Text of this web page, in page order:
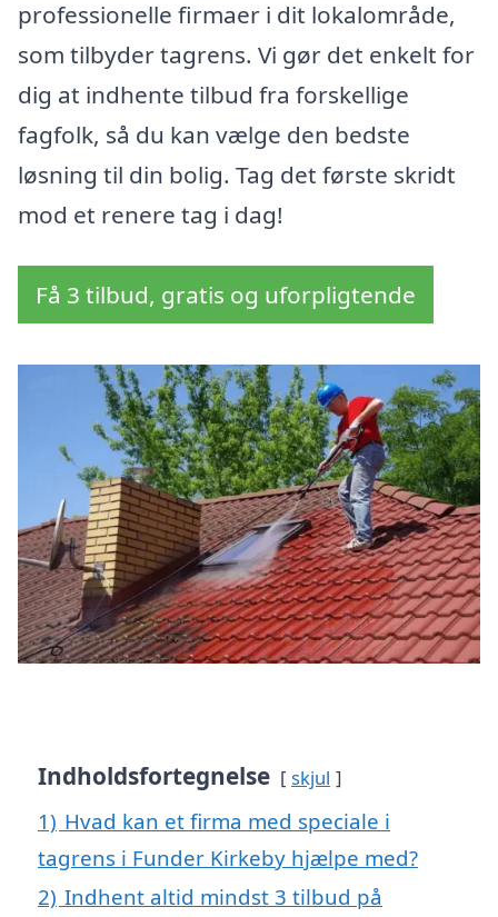
professionelle firmaer i dit lokalområde,
som tilbyder tagrens. Vi gør det enkelt for
dig at indhente tilbud fra forskellige
fagfolk, så du kan vælge den bedste
løsning til din bolig. Tag det første skridt
mod et renere tag i dag!
Få 3 tilbud, gratis og uforpligtende
Indholdsfortegnelse skjul
1) Hvad kan et firma med speciale i
tagrens i Funder Kirkeby hjælpe med?
2) Indhent altid mindst 3 tilbud på